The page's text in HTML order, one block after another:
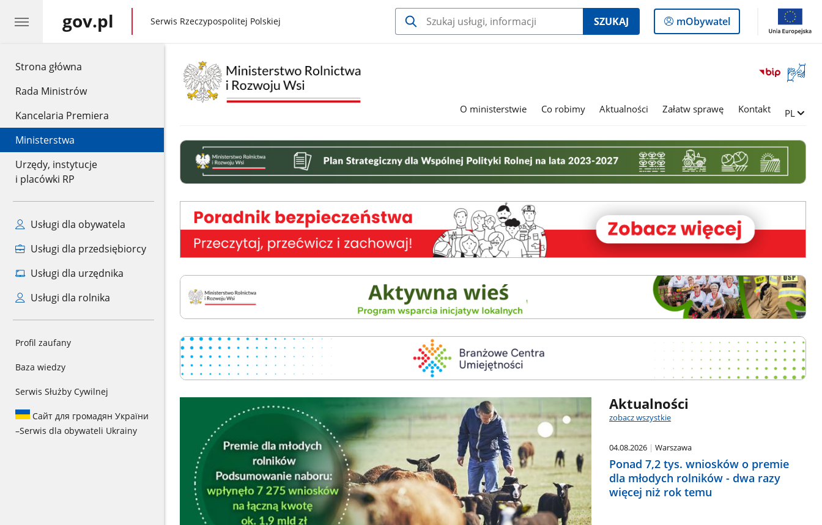
Strona główna
Rada Ministrów
Kancelaria Premiera
Ministerstwa
Urzędy, instytucje
i placówki RP
Usługi dla obywatela
Usługi dla przedsiębiorcy
Usługi dla urzędnika
Usługi dla rolnika
Profil zaufany
Baza wiedzy
Serwis Służby Cywilnej
Сайт для громадян України
–Serwis dla obywateli Ukrainy
gov.pl gov.pl
Serwis Rzeczypospolitej Polskiej SZUKAJ
Logowanie
do
mObywatel
Otwórz
okno
języka
O ministerstwie Co robimy Aktualności Załatw sprawę Kontakt Zmień
PL
bepzieczeństwa
Aktualności
zobacz wszystkie
04.08.2026 Warszawa
Ponad 7,2 tys. wniosków o premie
dla młodych rolników - dwa razy
więcej niż rok temu